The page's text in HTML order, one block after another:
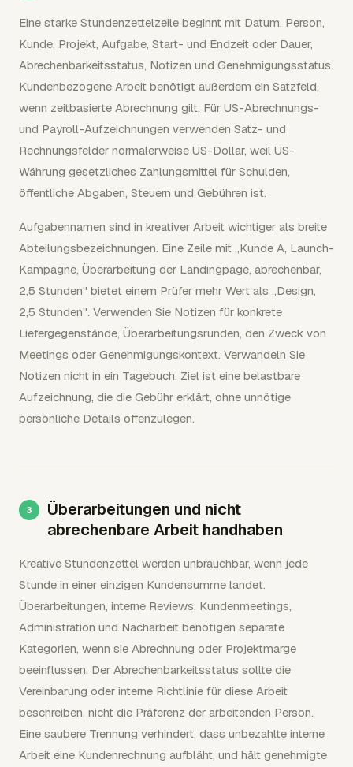
Eine starke Stundenzettelzeile beginnt mit Datum, Person,
Kunde, Projekt, Aufgabe, Start- und Endzeit oder Dauer,
Abrechenbarkeitsstatus, Notizen und Genehmigungsstatus.
Kundenbezogene Arbeit benötigt außerdem ein Satzfeld,
wenn zeitbasierte Abrechnung gilt. Für US-Abrechnungs-
und Payroll-Aufzeichnungen verwenden Satz- und
Rechnungsfelder normalerweise US-Dollar, weil US-
Währung gesetzliches Zahlungsmittel für Schulden,
öffentliche Abgaben, Steuern und Gebühren ist.
Aufgabennamen sind in kreativer Arbeit wichtiger als breite
Abteilungsbezeichnungen. Eine Zeile mit „Kunde A, Launch-
Kampagne, Überarbeitung der Landingpage, abrechenbar,
2,5 Stunden" bietet einem Prüfer mehr Wert als „Design,
2,5 Stunden". Verwenden Sie Notizen für konkrete
Liefergegenstände, Überarbeitungsrunden, den Zweck von
Meetings oder Genehmigungskontext. Verwandeln Sie
Notizen nicht in ein Tagebuch. Ziel ist eine belastbare
Aufzeichnung, die die Gebühr erklärt, ohne unnötige
persönliche Details offenzulegen.
Überarbeitungen und nicht
abrechenbare Arbeit handhaben
Kreative Stundenzettel werden unbrauchbar, wenn jede
Stunde in einer einzigen Kundensumme landet.
Überarbeitungen, interne Reviews, Kundenmeetings,
Administration und Nacharbeit benötigen separate
Kategorien, wenn sie Abrechnung oder Projektmarge
beeinflussen. Der Abrechenbarkeitsstatus sollte die
Vereinbarung oder interne Richtlinie für diese Arbeit
beschreiben, nicht die Präferenz der arbeitenden Person.
Eine saubere Trennung verhindert, dass unbezahlte interne
Arbeit eine Kundenrechnung aufbläht, und hält genehmigte